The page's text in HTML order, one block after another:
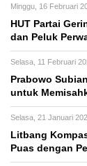
Minggu, 16 Februari
HUT Partai
dan Peluk
Selasa, 11 Februari
Prabowo
untuk
Selasa, 21 Januari
Litbang
Puas dengan